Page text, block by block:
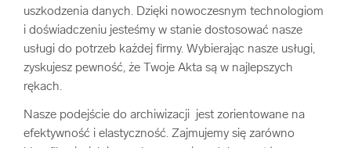
uszkodzenia danych. Dzięki nowoczesnym technologiom
i doświadczeniu jesteśmy w stanie dostosować nasze
usługi do potrzeb każdej firmy. Wybierając nasze usługi,
zyskujesz pewność, że Twoje Akta są w najlepszych
rękach.
Nasze podejście do archiwizacji jest zorientowane na
efektywność i elastyczność. Zajmujemy się zarówno